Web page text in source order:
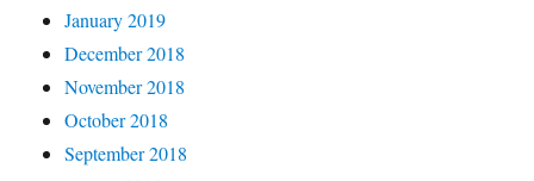
January 2019
December 2018
November 2018
October 2018
September 2018